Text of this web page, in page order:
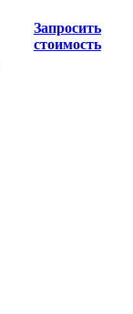
Запросить
стоимость